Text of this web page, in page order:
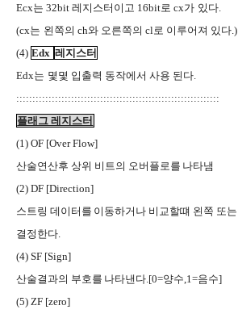
Ecx는 32bit 레지스터이고 16bit로 cx가 있다.
(cx는 왼쪽의 ch와 오른쪽의 cl로 이루어져 있다.)
(4) Edx 레지스터
Edx는 몇몇 입출력 동작에서 사용 된다.
:::::::::::::::::::::::::::::::::::::::::::::::::::::::::::::::
플래그 레지스터
(1) OF [Over Flow]
산술연산후 상위 비트의 오버플로를 나타냄
(2) DF [Direction]
스트링 데이터를 이동하거나 비교할떄 왼쪽 또는
결정한다.
(4) SF [Sign]
산술결과의 부호를 나타낸다.[0=양수,1=음수]
(5) ZF [zero]